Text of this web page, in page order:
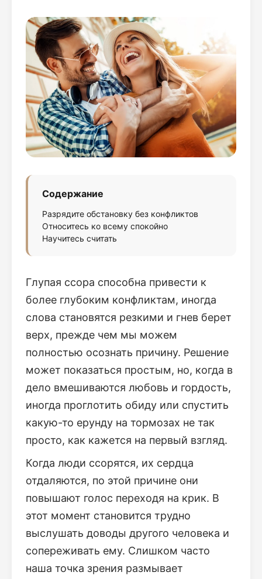
Содержание
Разрядите обстановку без конфликтов
Относитесь ко всему спокойно
Научитесь считать
Глупая ссора способна привести к
более глубоким конфликтам, иногда
слова становятся резкими и гнев берет
верх, прежде чем мы можем
полностью осознать причину. Решение
может показаться простым, но, когда в
дело вмешиваются любовь и гордость,
иногда проглотить обиду или спустить
какую-то ерунду на тормозах не так
просто, как кажется на первый взгляд.
Когда люди ссорятся, их сердца
отдаляются, по этой причине они
повышают голос переходя на крик. В
этот момент становится трудно
выслушать доводы другого человека и
сопереживать ему. Слишком часто
наша точка зрения размывает